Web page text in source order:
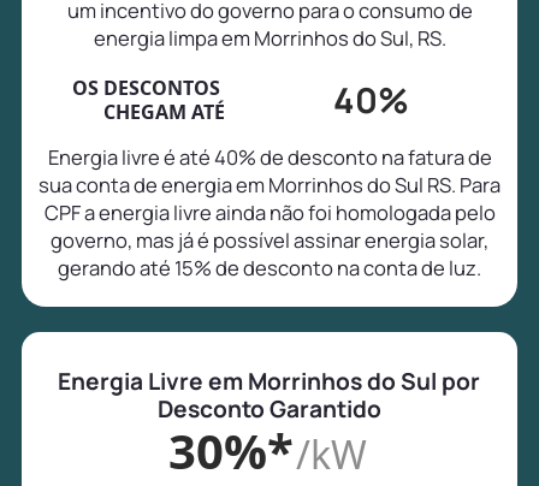
um incentivo do governo para o consumo de
energia limpa em Morrinhos do Sul, RS.
OS DESCONTOS
CHEGAM ATÉ
40%
Energia livre é até 40% de desconto na fatura de
sua conta de energia em Morrinhos do Sul RS. Para
CPF a energia livre ainda não foi homologada pelo
governo, mas já é possível assinar energia solar,
gerando até 15% de desconto na conta de luz.
Energia Livre em Morrinhos do Sul por
Desconto Garantido
30%*/kW